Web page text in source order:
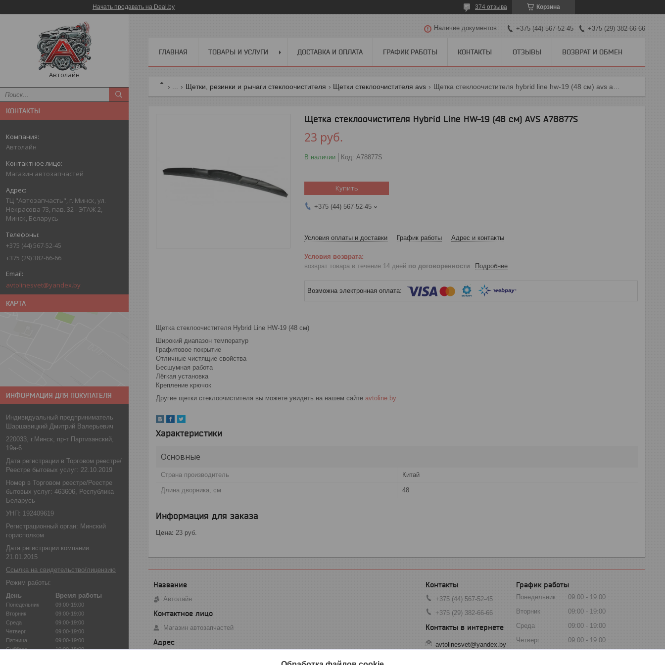
Начать продавать на Deal.by Корзина
374 отзыва
Автолайн
КОНТАКТЫ
Автолайн
Магазин автозапчастей
ТЦ "Автозапчасть", г. Минск, ул.
Некрасова 73, пав. 32 - ЭТАЖ 2,
Минск, Беларусь
+375 (44) 567-52-45
+375 (29) 382-66-66
avtolinesvet@yandex.by
КАРТА
ИНФОРМАЦИЯ ДЛЯ ПОКУПАТЕЛЯ
Индивидуальный предприниматель
Шаршавицкий Дмитрий Валерьевич
220033, г.Минск, пр-т Партизанский,
19а-6
Дата регистрации в Торговом реестре/
Реестре бытовых услуг: 22.10.2019
Номер в Торговом реестре/Реестре
бытовых услуг: 463606, Республика
Беларусь
УНП: 192409619
Регистрационный орган: Минский
горисполком
Дата регистрации компании:
21.01.2015
Ссылка на свидетельство/лицензию
Режим работы:
День
Время работы
Понедельник
09:00-19:00
Вторник
09:00-19:00
Среда
09:00-19:00
Четверг
09:00-19:00
Пятница
09:00-19:00
Суббота
10:00-18:00
Наличие документов +375 (44) 567-52-45 +375 (29) 382-66-66
ГЛАВНАЯ ТОВАРЫ И УСЛУГИ ДОСТАВКА И ОПЛАТА ГРАФИК РАБОТЫ КОНТАКТЫ ОТЗЫВЫ ВОЗВРАТ И ОБМЕН
Щетки, резинки и рычаги стеклоочистителя Щетки стеклоочистителя avs
Щетка стеклоочистителя Hybrid Line HW-19 (48 см) AVS A78877S
23 руб.
В наличии Код: A78877S
Купить
+375 (44) 567-52-45
Условия оплаты и доставки График работы Адрес и контакты
возврат товара в течение 14 дней по договоренности Подробнее
Щетка стеклоочистителя Hybrid Line HW-19 (48 см)
Широкий диапазон температур
Графитовое покрытие
Отличные чистящие свойства
Бесшумная работа
Лёгкая установка
Крепление крючок
Другие щетки стеклоочистителя вы можете увидеть на нашем сайте avtoline.by
Характеристики
Основные
Страна производитель Китай
Длина дворника, см 48
Информация для заказа
Цена: 23 руб.
Автолайн
Магазин автозапчастей
+375 (44) 567-52-45
+375 (29) 382-66-66
avtolinesvet@yandex.by
График работы
Понедельник 09:00
19:00
Вторник
09:00
19:00
Среда
09:00
19:00
Четверг
09:00
19:00